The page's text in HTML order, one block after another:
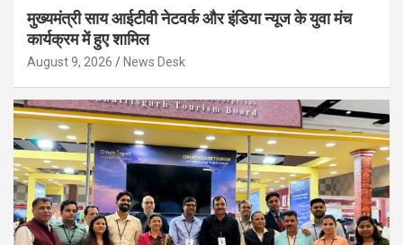
मुख्यमंत्री साय आईटीवी नेटवर्क और इंडिया न्यूज के युवा मंच
कार्यक्रम में हुए शामिल
August 9, 2026 News Desk